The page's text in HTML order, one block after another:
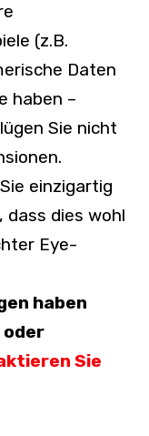
(z.B.
Daten
haben –
Sie nicht
einzigartig
dies wohl
Eye-
haben
oder
Sie